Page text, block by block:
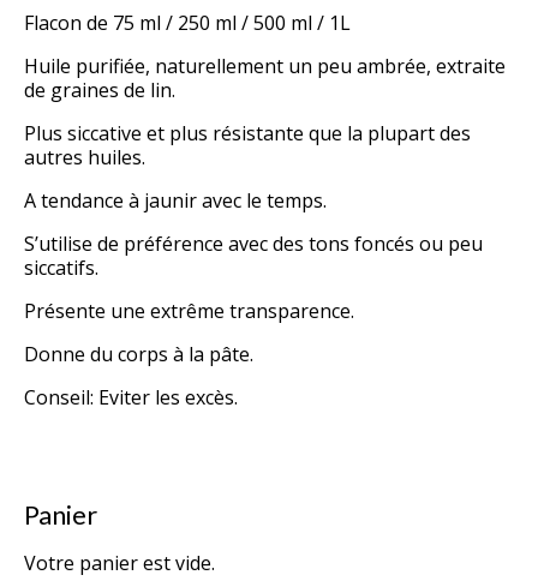
Flacon de 75 ml / 250 ml / 500 ml / 1L
Huile purifiée, naturellement un peu ambrée, extraite
de graines de lin.
Plus siccative et plus résistante que la plupart des
autres huiles.
A tendance à jaunir avec le temps.
S’utilise de préférence avec des tons foncés ou peu
siccatifs.
Présente une extrême transparence.
Donne du corps à la pâte.
Conseil: Eviter les excès.
Panier
Votre panier est vide.